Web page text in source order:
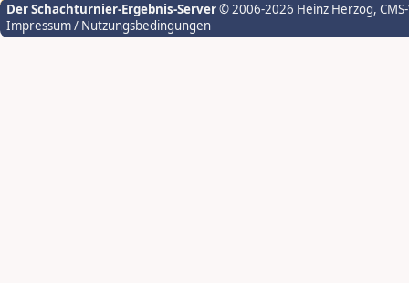
Der Schachturnier-Ergebnis-Server© 2006-2026 Heinz Herzog,
Impressum / Nutzungsbedingungen